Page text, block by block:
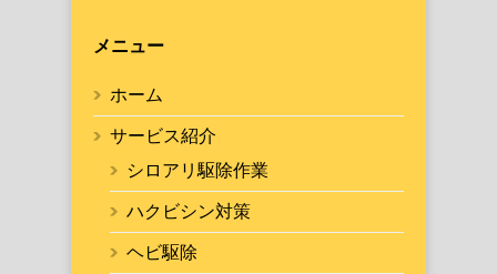
メニュー
ホーム
サービス紹介
シロアリ駆除作業
ハクビシン対策
ヘビ駆除